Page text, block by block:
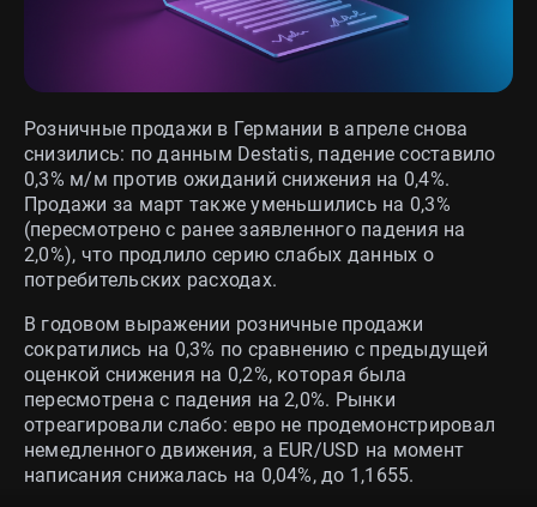
Розничные продажи в Германии в апреле снова
снизились: по данным Destatis, падение составило
0,3% м/м против ожиданий снижения на 0,4%.
Продажи за март также уменьшились на 0,3%
(пересмотрено с ранее заявленного падения на
2,0%), что продлило серию слабых данных о
потребительских расходах.
В годовом выражении розничные продажи
сократились на 0,3% по сравнению с предыдущей
оценкой снижения на 0,2%, которая была
пересмотрена с падения на 2,0%. Рынки
отреагировали слабо: евро не продемонстрировал
немедленного движения, а EUR/USD на момент
написания снижалась на 0,04%, до 1,1655.